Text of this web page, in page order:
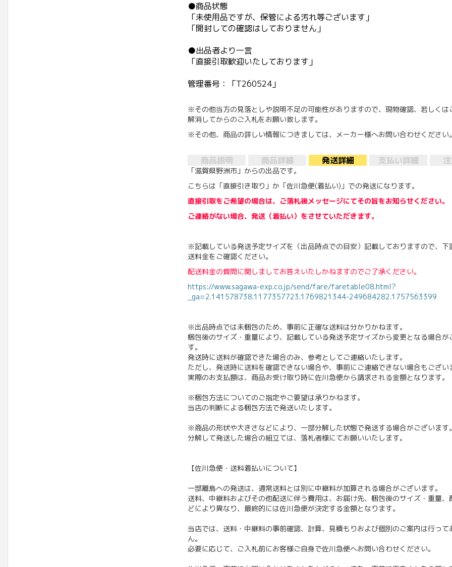
●商品状態
「未使用品ですが、保管による汚れ等ございます」
「開封しての確認はしておりません」
●出品者より一言
「直接引取歓迎いたしております」
管理番号：「T260524」
※その他当方の見落としや説明不足の可能性がありますので、現物確認、若しくは
解消してからのご入札をお願い致します。
※その他、商品の詳しい情報につきましては、メーカー様へお問い合わせください
商品説明 商品詳細 発送詳細 支払い詳細
「滋賀県野洲市」からの出品です。
こちらは「直接引き取り」か「佐川急便(着払い)」での発送になります。
直接引取をご希望の場合は、ご落札後メッセージにてその旨をお知らせください。
ご連絡がない場合、発送（着払い）をさせていただきます。
※記載している発送予定サイズを（出品時点での目安）記載しておりますので、下
送料金をご確認ください。
配送料金の質問に関しましてお答えいたしかねますのでご了承ください。
https://www.sagawa-exp.co.jp/send/fare/faretable08.html?
_ga=2.141578738.1177357723.1769821344-249684282.1757563399
※出品時点では未梱包のため、事前に正確な送料は分かりかねます。
梱包後のサイズ・重量により、記載している発送予定サイズから変更となる場合が
す。
発送時に送料が確認できた場合のみ、参考としてご連絡いたします。
ただし、発送時に送料を確認できない場合や、事前にご連絡できない場合もござい
実際のお支払額は、商品お受け取り時に佐川急便から請求される金額となります。
※梱包方法についてのご指定やご要望は承りかねます。
当店の判断による梱包方法で発送いたします。
※商品の形状や大きさなどにより、一部分解した状態で発送する場合がございます
分解して発送した場合の組立ては、落札者様にてお願いいたします。
【佐川急便・送料着払いについて】
一部離島への発送は、通常送料とは別に中継料が加算される場合がございます。
送料、中継料およびその他配送に伴う費用は、お届け先、梱包後のサイズ・重量、
どにより異なり、最終的には佐川急便が決定する金額となります。
当店では、送料・中継料の事前確認、計算、見積もりおよび個別のご案内は行って
ん。
必要に応じて、ご入札前にお客様ご自身で佐川急便へお問い合わせください。